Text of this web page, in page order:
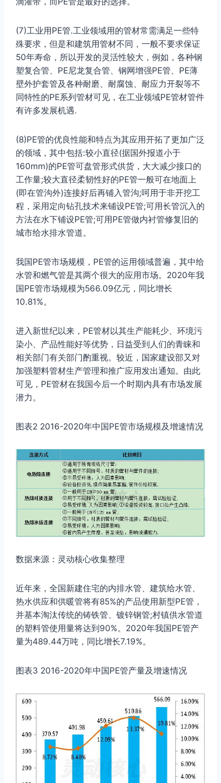
(7)工业用PE管.工业领域用的管材常需满足一些特
殊要求，但是和建筑用管材不同，一般不要求保证
50年寿命，所以开发的灵活性较大，例如，各种钢
塑复合管、PE尼龙复合管、钢网增强PE管、PE薄
壁外护套管及各种耐磨、耐腐蚀、耐应力开裂等不
同特性的PE系列管材可见，在工业领域PE管材管件
有许多发展机遇.
(8)PE管的优良性能和特点为其应用开拓了更加广泛
的领域，其中包括:较小直径(据国外报道小于
160mm)的PE管可盘管形式供货，大大减少接口的
工作量;较大直径柔韧性好的PE管一般可在地面上
(即在管沟外)连接好后再铺入管沟;呵用于非开挖工
程，采用定向钻孔技术来铺设PE管;可用长管沉入的
方法在水下铺设PE管;可用PE管做内衬管修复旧的
城市给水排水管道。
我国PE管市场规模，PE管的运用领域普遍，其中给
水管和燃气管是其两个很大的应用市场。2020年我
国PE管市场规模为566.09亿元，同比增长
10.81%。
进入新世纪以来，PE管材以其生产能耗少、环境污
染小、产品性能好等优势，日益受到人们的青睐和
相关部门有关部门酌重视。较近，国家建设部又对
加强塑料管材生产管理和推广应用发出通知。由此
可见，PE管材在我国今后一个时期内具有市场发展
潜力。
图表2 2016-2020年中国PE管市场规模及增速情况
数据来源：灵动核心收集整理
近年来，全国新建住宅的内排水管、建筑给水管、
热水供应和供暖管将有85%的产品使用新型PE管，
并基本淘汰传统的铸铁管、镀锌钢管;村镇供水管道
的塑料管使用量将达到90%。2020年我国PE管产
量为489.44万吨，同比增长7.19%。
图表3 2016-2020年中国PE管产量及增速情况